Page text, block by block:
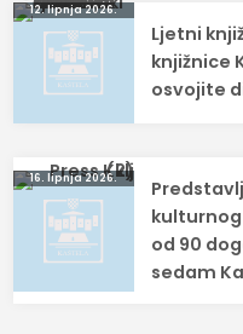
Navigacija
objava
12. lipnja 2026.
Ljetni
knjižnice
osvojite
16. lipnja 2026.
kulturnog
od 90
sedam